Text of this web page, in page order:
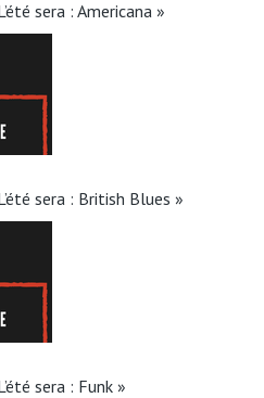
sera : Americana »
sera : British Blues »
sera : Funk »